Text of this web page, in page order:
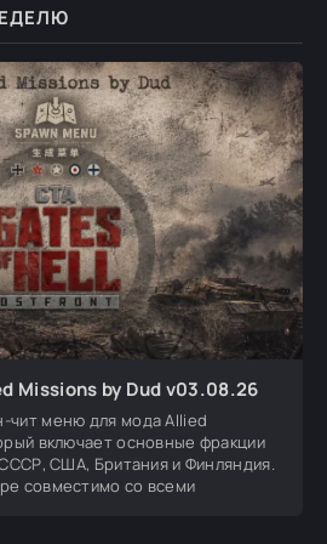
Missions by Dud v03.08.26
чит меню для мода Allied
включает основные фракции
США, Британия и Финляндия.
совместимо со всеми